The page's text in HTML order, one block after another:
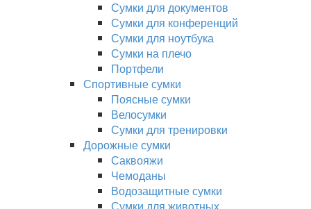
Сумки для документов
Сумки для конференций
Сумки для ноутбука
Сумки на плечо
Портфели
Спортивные сумки
Поясные сумки
Велосумки
Сумки для тренировки
Дорожные сумки
Саквояжи
Чемоданы
Водозащитные сумки